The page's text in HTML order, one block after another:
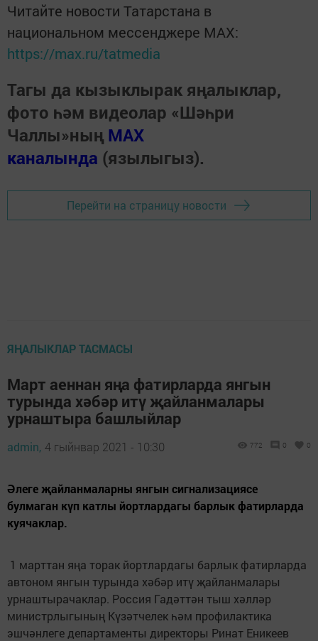
Читайте новости Татарстана в
национальном мессенджере MАХ:
https://max.ru/tatmedia
Тагы да кызыклырак яңалыклар,
фото һәм видеолар «Шәһри
Чаллы»ның MAX
каналында (язылыгыз).
Перейти на страницу новости
ЯҢАЛЫКЛАР ТАСМАСЫ
Март аеннан яңа фатирларда янгын
турында хәбәр итү җайланмалары
урнаштыра башлыйлар
admin, 4 гыйнвар 2021 - 10:30 772 0 0
Әлеге җайланмаларны янгын сигнализациясе
булмаган күп катлы йортлардагы барлык фатирларда
куячаклар.
1 марттан яңа торак йортлардагы барлык фатирларда
автоном янгын турында хәбәр итү җайланмалары
урнаштырачаклар. Россия Гадәттән тыш хәлләр
министрлыгының Күзәтчелек һәм профилактика
эшчәнлеге департаменты директоры Ринат Еникеев